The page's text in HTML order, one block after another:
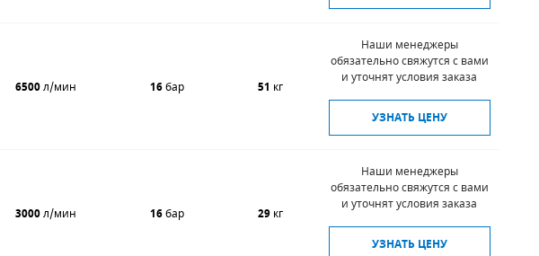
6500л/мин 16бар 51 кг
Наши менеджеры
обязательно свяжутся с вами
и уточнят условия заказа
УЗНАТЬ ЦЕНУ
3000л/мин 16бар 29 кг
Наши менеджеры
обязательно свяжутся с вами
и уточнят условия заказа
УЗНАТЬ ЦЕНУ